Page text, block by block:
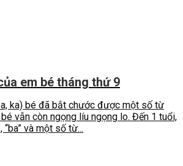
em bé tháng thứ 9
ka) bé đã bắt chước được một số từ
vẫn còn ngọng líu ngọng lo. Đến 1 tuổi,
và một số từ...